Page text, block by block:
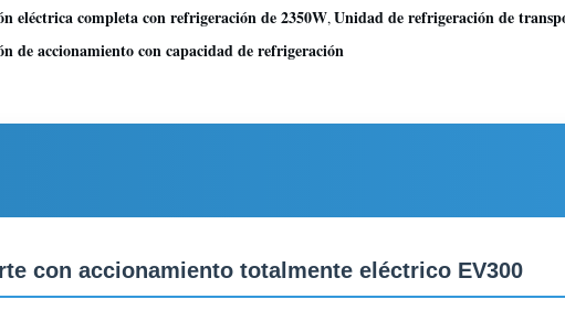
eléctrica completa con refrigeración de 2350W,Unidad de refrigeración de
de accionamiento con capacidad de refrigeración
con accionamiento totalmente eléctrico EV300